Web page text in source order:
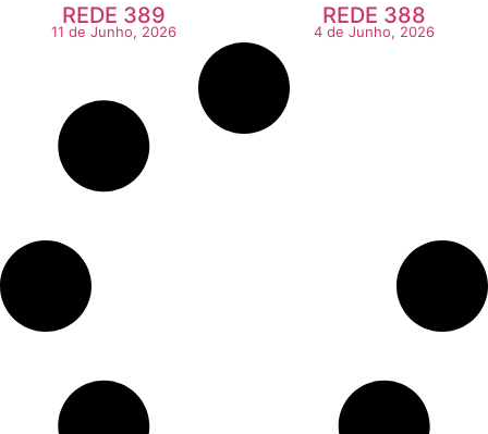
REDE 389
11 de Junho, 2026
REDE 388
4 de Junho, 2026